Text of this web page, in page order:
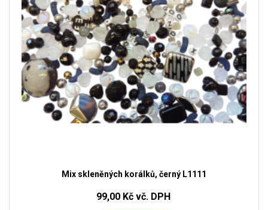
Mix skleněných korálků, černý L1111
99,00 Kč vč. DPH